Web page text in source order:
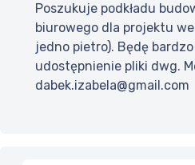
Poszukuje podkładu
biurowego dla projektu
jedno pietro). Będę
udostępnienie pliki dwg.
dabek.izabela@gmail.com